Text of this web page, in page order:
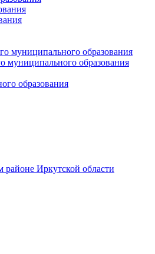
муниципального образования
образования
образования
Иркутской области